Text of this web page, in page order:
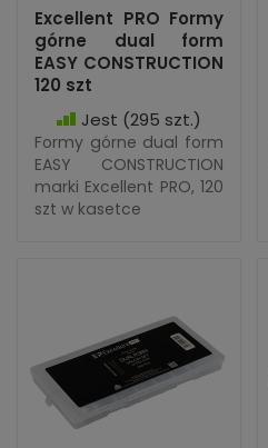
Excellent PRO Formy
górne dual form
EASY CONSTRUCTION
120 szt
Jest (295 szt.)
Formy górne dual form
EASY CONSTRUCTION
marki Excellent PRO, 120
szt w kasetce